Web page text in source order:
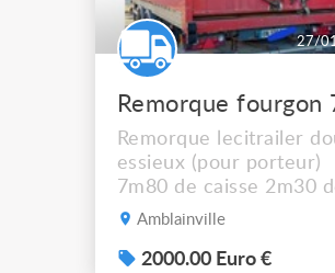
27/
Remorque lecitrailer
essieux (pour porteur)
7m80 de caisse 2m30
fleche. 1er mise en
dhollandia. Double
Amblainville
2000.00 Euro €